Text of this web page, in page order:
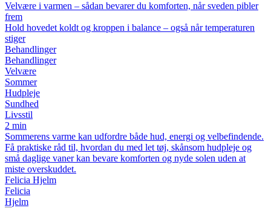
Velvære i varmen – sådan bevarer du komforten, når sveden pibler
frem
Hold hovedet koldt og kroppen i balance – også når temperaturen
stiger
Behandlinger
Behandlinger
Velvære
Sommer
Hudpleje
Sundhed
Livsstil
2 min
Sommerens varme kan udfordre både hud, energi og velbefindende.
Få praktiske råd til, hvordan du med let tøj, skånsom hudpleje og
små daglige vaner kan bevare komforten og nyde solen uden at
miste overskuddet.
Felicia Hjelm
Felicia
Hjelm